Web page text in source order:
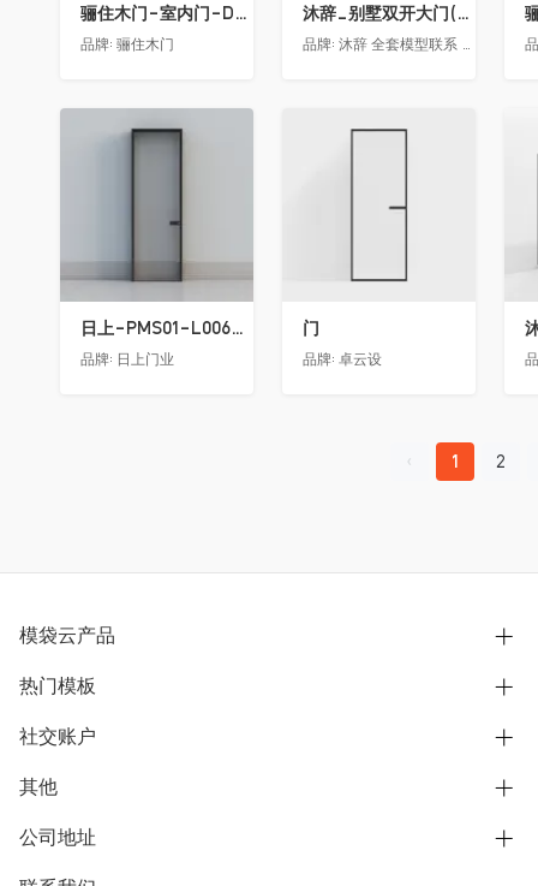
骊住木门-室内门-DAA静音门-YY漆白色-方形把手
品牌: 骊住木门
沐辞_别墅双开大门(中型)(漏光加厚度)
品牌: 沐辞 全套模型联系 Vx:Muci0003
收藏
日上-PMS01-L006-金属窄边玻璃门
品牌: 日上门业
收藏
门
品牌: 卓云设
1 2
模袋云产品
别墅设计营销
模型协同展示分享
别墅社区
热门模板
欧式别墅
中式别墅
社交账户
B站
抖音
微信公众号
其他
用户服务协议
隐私政策
公司地址